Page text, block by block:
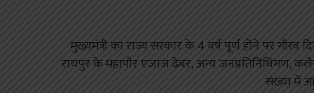
मुख्यमंत्री का राज्य सरकार के 4 वर्ष पूर्ण होने पर
रायपुर के महापौर एजाज ढेबर, अन्य जनप्रतिनिधिगण,
संख्या में